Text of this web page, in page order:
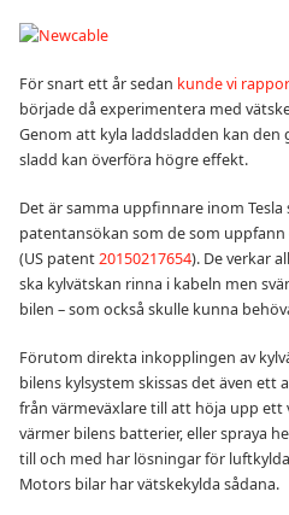
För snart ett år sedan kunde vi
började då experimentera med
Genom att kyla laddsladden kan den
sladd kan överföra högre effekt.
Det är samma uppfinnare inom
patentansökan som de som
(US patent20150217654). De verkar
ska kylvätskan rinna i kabeln men
bilen – som också skulle kunna
Förutom direkta inkopplingen av
bilens kylsystem skissas det även ett
från värmeväxlare till att höja upp
värmer bilens batterier, eller spraya
till och med har lösningar för
Motors bilar har vätskekylda sådana.